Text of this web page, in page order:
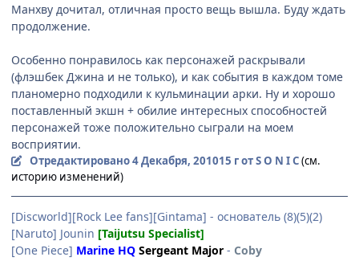
Манхву дочитал, отличная просто вещь вышла. Буду ждать
продолжение.
Особенно понравилось как персонажей раскрывали
(флэшбек Джина и не только), и как события в каждом томе
планомерно подходили к кульминации арки. Ну и хорошо
поставленный экшн + обилие интересных способностей
персонажей тоже положительно сыграли на моем
восприятии.
Отредактировано4 Декабря, 201015 гот S O N I C(см.
историю изменений)
[Discworld][Rock Lee fans][Gintama] - основатель (8)(5)(2)
[Naruto] Jounin [Taijutsu Specialist]
[One Piece] Marine HQ Sergeant Major - Coby